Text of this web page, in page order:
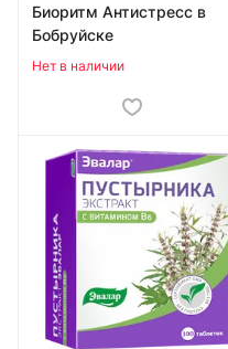
Биоритм Антистресс в
Бобруйске
Нет в наличии